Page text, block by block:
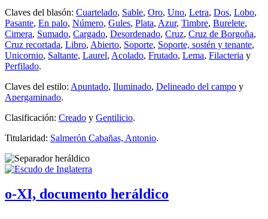
Claves del blasón: Cuartelado, Sable, Oro, Uno, Letra, Dos, Lobo,
Pasante, En palo, Número, Gules, Plata, Azur, Timbre, Burelete,
Cimera, Sumado, Cargado, Desordenado, Cruz, Cruz de Borgoña,
Cruz recortada, Libro, Abierto, Soporte, Soporte, sostén y tenante,
Unicornio, Saltante, Laurel, Acolado, Frutado, Lema, Filacteria y
Perfilado.
Claves del estilo: Apuntado, Iluminado, Delineado del campo y
Apergaminado.
Clasificación: Creado y Gentilicio.
Titularidad: Salmerón Cabañas, Antonio.
o-XI, documento heráldico